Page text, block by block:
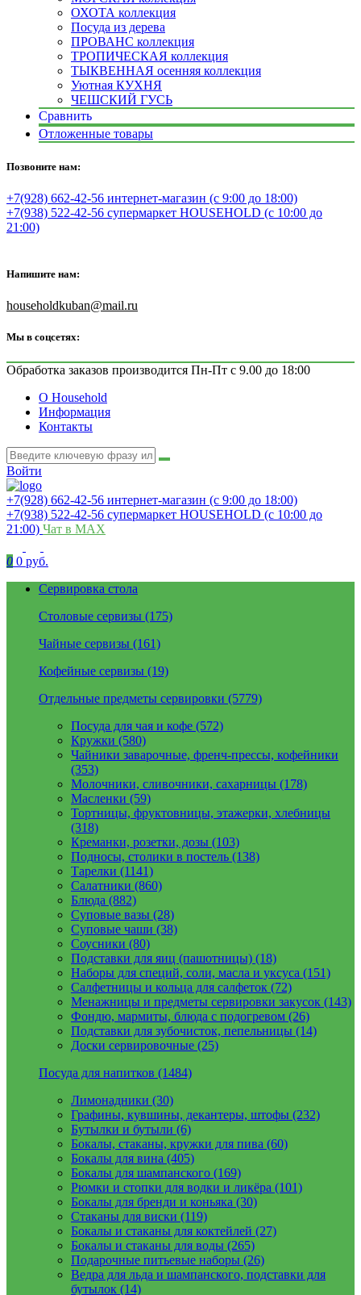
ОХОТА коллекция
Посуда из дерева
ПРОВАНС коллекция
ТРОПИЧЕСКАЯ коллекция
ТЫКВЕННАЯ осенняя коллекция
Уютная КУХНЯ
ЧЕШСКИЙ ГУСЬ
Сравнить
Отложенные товары
Позвоните нам:
+7(928) 662-42-56 интернет-магазин (с 9:00 до 18:00)
+7(938) 522-42-56 супермаркет HOUSEHOLD (с 10:00 до
21:00)
Напишите нам:
householdkuban@mail.ru
Мы в соцсетях:
Обработка заказов производится Пн-Пт с 9.00 до 18:00
О Household
Информация
Контакты
Войти
+7(928) 662-42-56 интернет-магазин (с 9:00 до 18:00)
+7(938) 522-42-56 супермаркет HOUSEHOLD (с 10:00 до
21:00) Чат в MAX
0 0 руб.
Сервировка стола
Столовые сервизы (175)
Чайные сервизы (161)
Кофейные сервизы (19)
Отдельные предметы сервировки (5779)
Посуда для чая и кофе (572)
Кружки (580)
Чайники заварочные, френч-прессы, кофейники
(353)
Молочники, сливочники, сахарницы (178)
Масленки (59)
Тортницы, фруктовницы, этажерки, хлебницы
(318)
Креманки, розетки, дозы (103)
Подносы, столики в постель (138)
Тарелки (1141)
Салатники (860)
Блюда (882)
Суповые вазы (28)
Суповые чаши (38)
Соусники (80)
Подставки для яиц (пашотницы) (18)
Наборы для специй, соли, масла и уксуса (151)
Салфетницы и кольца для салфеток (72)
Менажницы и предметы сервировки закусок (143)
Фондю, мармиты, блюда с подогревом (26)
Подставки для зубочисток, пепельницы (14)
Доски сервировочные (25)
Посуда для напитков (1484)
Лимонадники (30)
Графины, кувшины, декантеры, штофы (232)
Бутылки и бутыли (6)
Бокалы, стаканы, кружки для пива (60)
Бокалы для вина (405)
Бокалы для шампанского (169)
Рюмки и стопки для водки и ликёра (101)
Бокалы для бренди и коньяка (30)
Стаканы для виски (119)
Бокалы и стаканы для коктейлей (27)
Бокалы и стаканы для воды (265)
Подарочные питьевые наборы (26)
Ведра для льда и шампанского, подставки для
бутылок (14)